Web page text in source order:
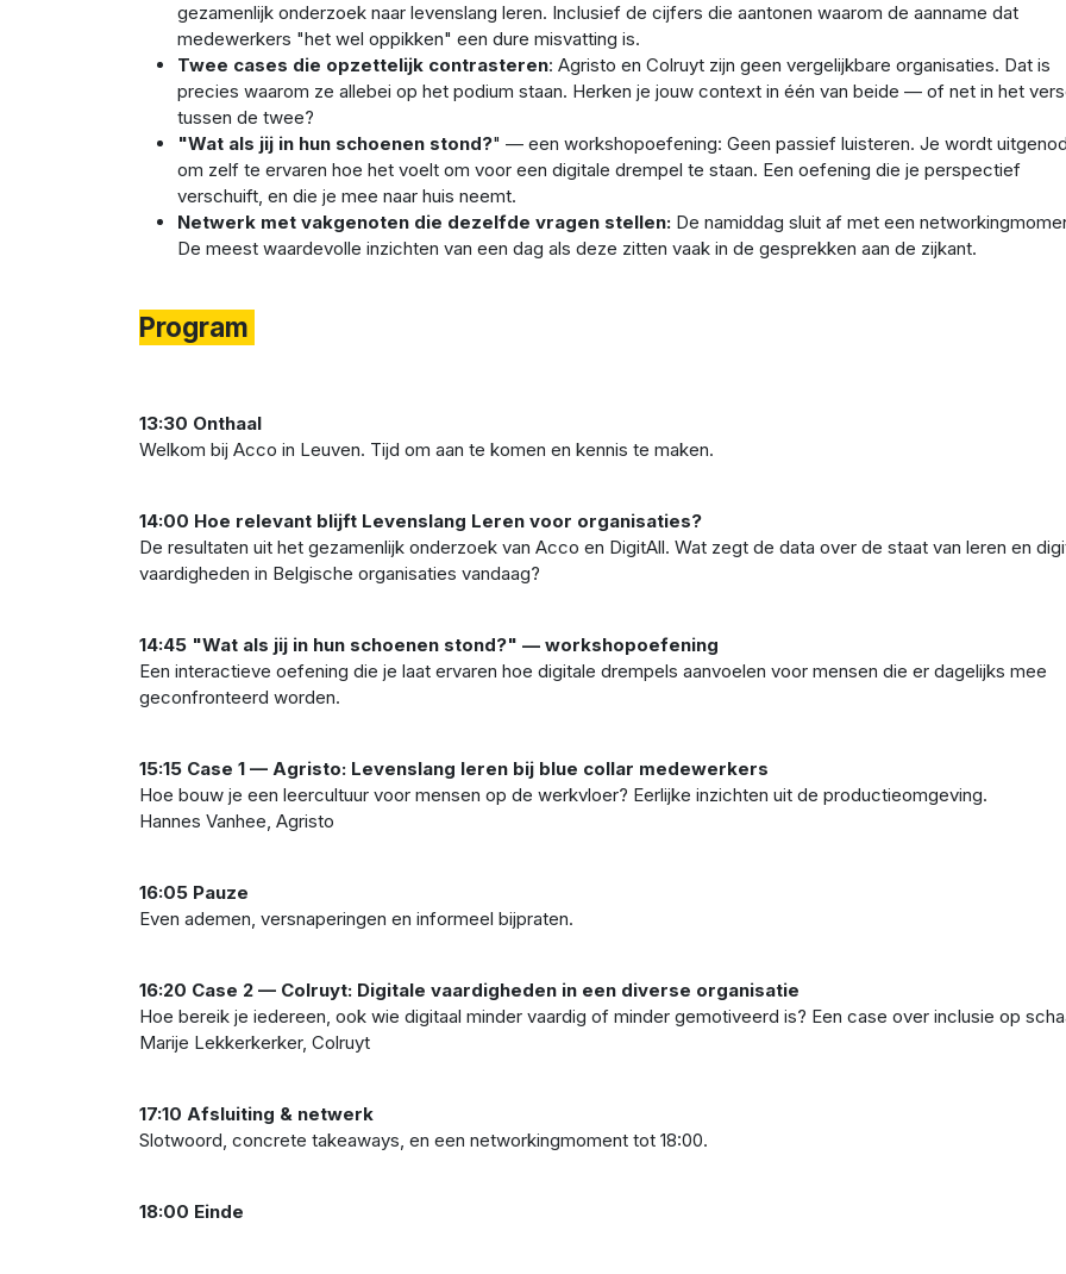
gezamenlijk onderzoek naar levenslang leren. Inclusief de cijfers die aantonen waarom de aanname dat
medewerkers "het wel oppikken" een dure misvatting is.
Twee cases die opzettelijk contrasteren: Agristo en Colruyt zijn geen vergelijkbare organisaties. Dat is
precies waarom ze allebei op het podium staan. Herken je jouw context in één van beide — of net in het
tussen de twee?
"Wat als jij in hun schoenen stond?" — een workshopoefening: Geen passief luisteren. Je wordt
om zelf te ervaren hoe het voelt om voor een digitale drempel te staan. Een oefening die je perspectief
verschuift, en die je mee naar huis neemt.
Netwerk met vakgenoten die dezelfde vragen stellen: De namiddag sluit af met een
De meest waardevolle inzichten van een dag als deze zitten vaak in de gesprekken aan de zijkant.
Program
13:30 Onthaal
Welkom bij Acco in Leuven. Tijd om aan te komen en kennis te maken.
14:00 Hoe relevant blijft Levenslang Leren voor organisaties?
De resultaten uit het gezamenlijk onderzoek van Acco en DigitAll. Wat zegt de data over de staat van leren en
vaardigheden in Belgische organisaties vandaag?
14:45 "Wat als jij in hun schoenen stond?" — workshopoefening
Een interactieve oefening die je laat ervaren hoe digitale drempels aanvoelen voor mensen die er dagelijks mee
geconfronteerd worden.
15:15 Case 1 — Agristo: Levenslang leren bij blue collar medewerkers
Hoe bouw je een leercultuur voor mensen op de werkvloer? Eerlijke inzichten uit de productieomgeving.
Hannes Vanhee, Agristo
16:05 Pauze
Even ademen, versnaperingen en informeel bijpraten.
16:20 Case 2 — Colruyt: Digitale vaardigheden in een diverse organisatie
Hoe bereik je iedereen, ook wie digitaal minder vaardig of minder gemotiveerd is? Een case over inclusie op
Marije Lekkerkerker, Colruyt
17:10 Afsluiting & netwerk
Slotwoord, concrete takeaways, en een networkingmoment tot 18:00.
18:00 Einde